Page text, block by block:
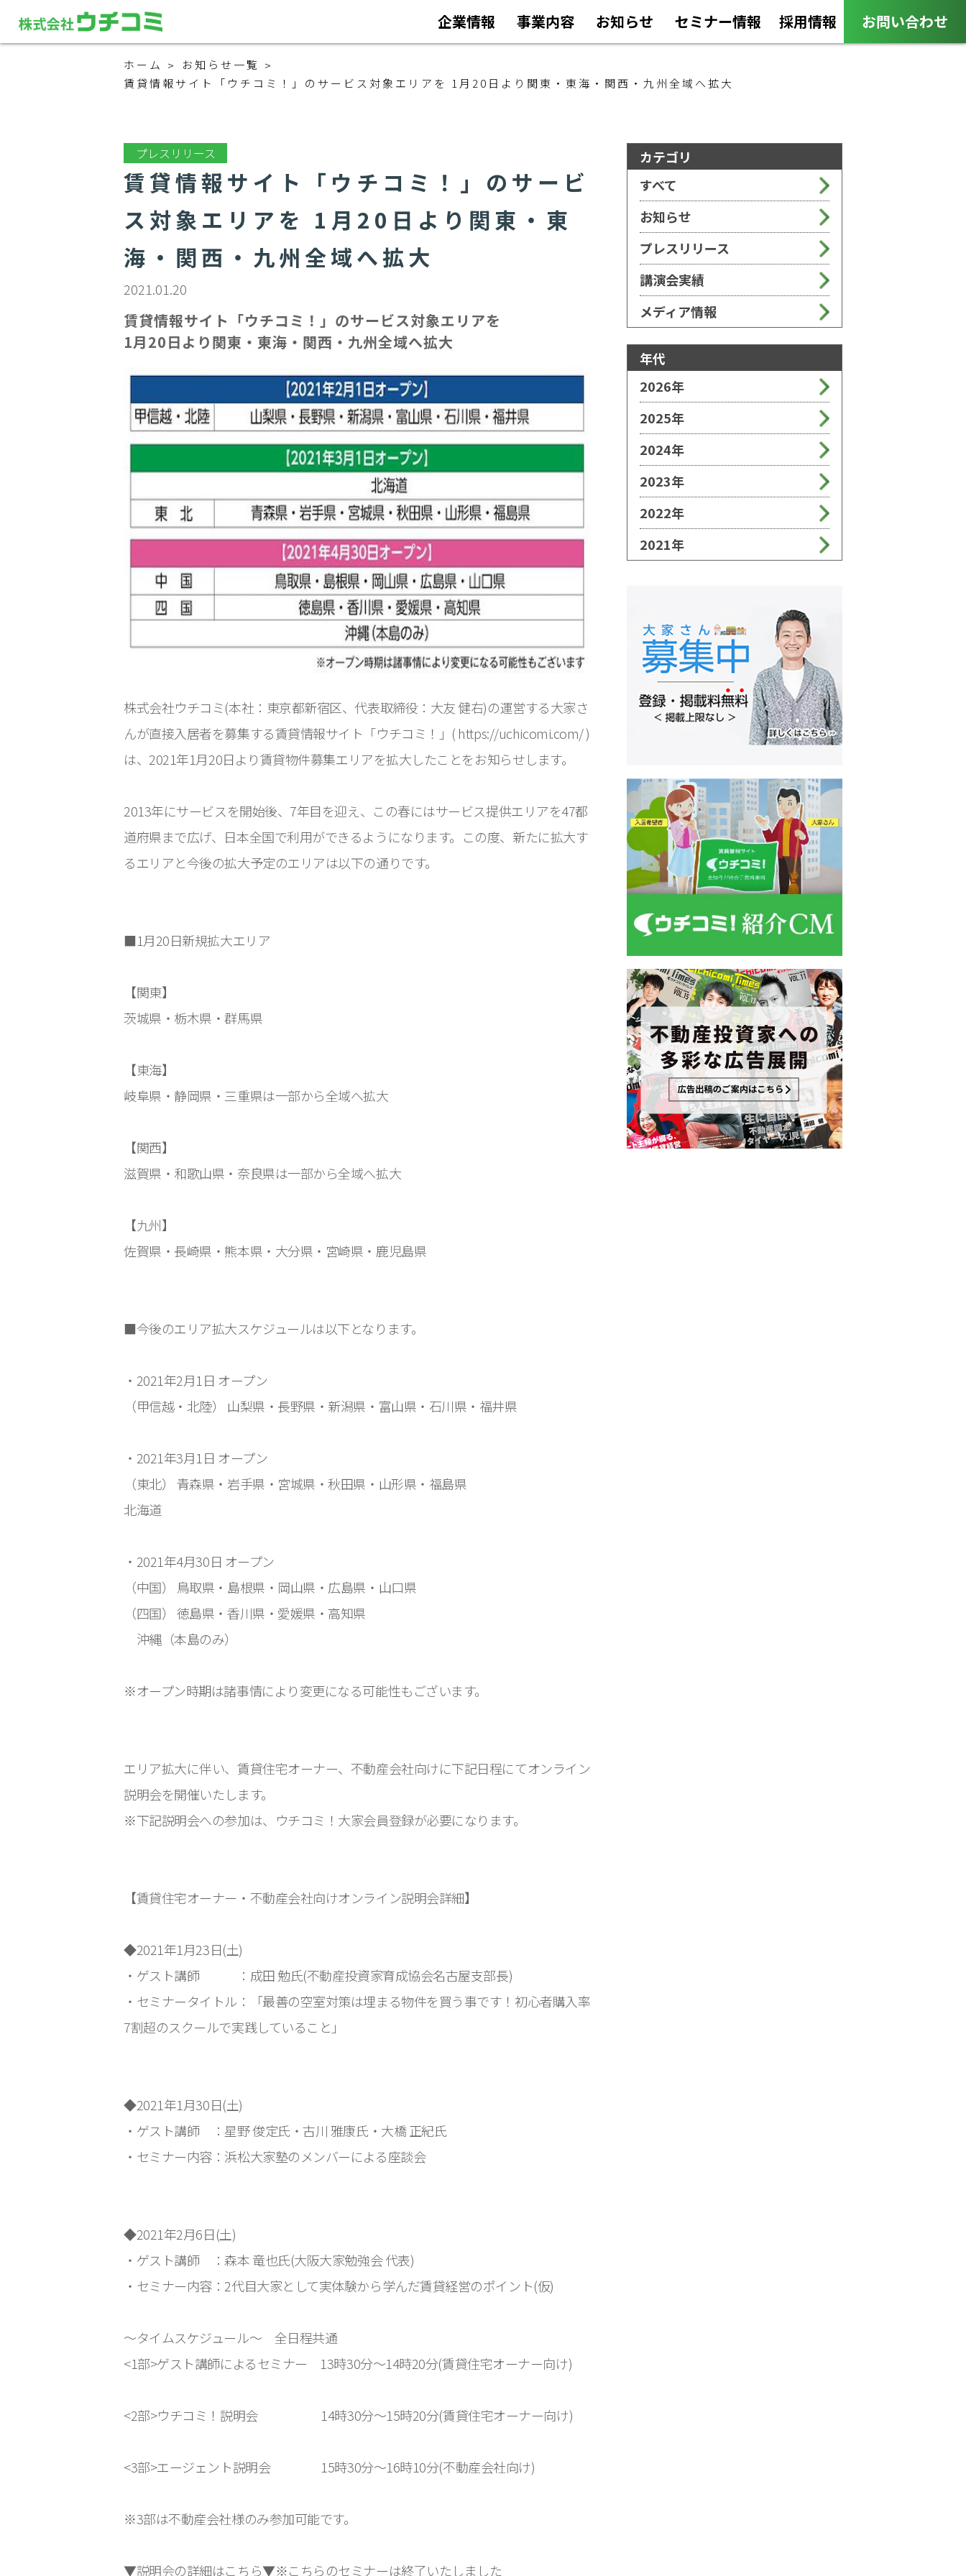
企業情報 事業内容 お知らせ セミナー情報 採用情報 お問い合わせ
ホーム
お知らせ一覧
賃貸情報サイト「ウチコミ！」のサービス対象エリアを 1月20日より関東・東海・関西・九州全域へ拡大
プレスリリース
賃貸情報サイト「ウチコミ！」のサービ
ス対象エリアを 1月20日より関東・東
海・関西・九州全域へ拡大
2021.01.20
賃貸情報サイト「ウチコミ！」のサービス対象エリアを
1月20日より関東・東海・関西・九州全域へ拡大
株式会社ウチコミ(本社：東京都新宿区、代表取締役：大友 健右)の運営する大家さ
んが直接入居者を募集する賃貸情報サイト「ウチコミ！」( https://uchicomi.com/ )
は、2021年1月20日より賃貸物件募集エリアを拡大したことをお知らせします。
2013年にサービスを開始後、7年目を迎え、この春にはサービス提供エリアを47都
道府県まで広げ、日本全国で利用ができるようになります。この度、新たに拡大す
るエリアと今後の拡大予定のエリアは以下の通りです。
■1月20日新規拡大エリア
【関東】
茨城県・栃木県・群馬県
【東海】
岐阜県・静岡県・三重県は一部から全域へ拡大
【関西】
滋賀県・和歌山県・奈良県は一部から全域へ拡大
【九州】
佐賀県・長崎県・熊本県・大分県・宮崎県・鹿児島県
■今後のエリア拡大スケジュールは以下となります。
・2021年2月1日 オープン
（甲信越・北陸） 山梨県・長野県・新潟県・富山県・石川県・福井県
・2021年3月1日 オープン
（東北） 青森県・岩手県・宮城県・秋田県・山形県・福島県
北海道
・2021年4月30日 オープン
（中国） 鳥取県・島根県・岡山県・広島県・山口県
（四国） 徳島県・香川県・愛媛県・高知県
沖縄（本島のみ）
※オープン時期は諸事情により変更になる可能性もございます。
エリア拡大に伴い、賃貸住宅オーナー、不動産会社向けに下記日程にてオンライン
説明会を開催いたします。
※下記説明会への参加は、ウチコミ！大家会員登録が必要になります。
【賃貸住宅オーナー・不動産会社向けオンライン説明会詳細】
◆2021年1月23日(土)
・ゲスト講師 ：成田 勉氏(不動産投資家育成協会名古屋支部長)
・セミナータイトル：「最善の空室対策は埋まる物件を買う事です！初心者購入率
7割超のスクールで実践していること」
◆2021年1月30日(土)
・ゲスト講師 ：星野 俊定氏・古川 雅康氏・大橋 正紀氏
・セミナー内容：浜松大家塾のメンバーによる座談会
◆2021年2月6日(土)
・ゲスト講師 ：森本 竜也氏(大阪大家勉強会 代表)
・セミナー内容：2代目大家として実体験から学んだ賃貸経営のポイント(仮)
～タイムスケジュール～ 全日程共通
<1部>ゲスト講師によるセミナー 13時30分～14時20分(賃貸住宅オーナー向け)
<2部>ウチコミ！説明会 14時30分～15時20分(賃貸住宅オーナー向け)
<3部>エージェント説明会 15時30分～16時10分(不動産会社向け)
※3部は不動産会社様のみ参加可能です。
▼説明会の詳細はこちら▼※こちらのセミナーは終了いたしました
カテゴリ
すべて
お知らせ
プレスリリース
講演会実績
メディア情報
年代
2026年
2025年
2024年
2023年
2022年
2021年